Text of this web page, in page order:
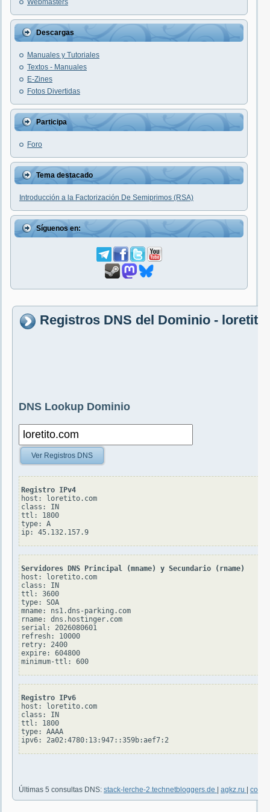
Webmasters
Descargas
Manuales y Tutoriales
Textos - Manuales
E-Zines
Fotos Divertidas
Participa
Foro
Tema destacado
Introducción a la Factorización De Semiprimos (RSA)
Síguenos en:
Registros DNS del Dominio -
DNS Lookup Dominio
Ver Registros DNS
Registro IPv4
host: loretito.com
class: IN
ttl: 1800
type: A
Servidores DNS Principal (mname) y Secundario (rname)
host: loretito.com
class: IN
ttl: 3600
type: SOA
mname: ns1.dns-parking.com
rname: dns.hostinger.com
serial: 2026080601
refresh: 10000
retry: 2400
expire: 604800
Registro IPv6
host: loretito.com
class: IN
ttl: 1800
type: AAAA
Últimas 5 consultas DNS: stack-lerche-2.technetbloggers.de agkz.ru